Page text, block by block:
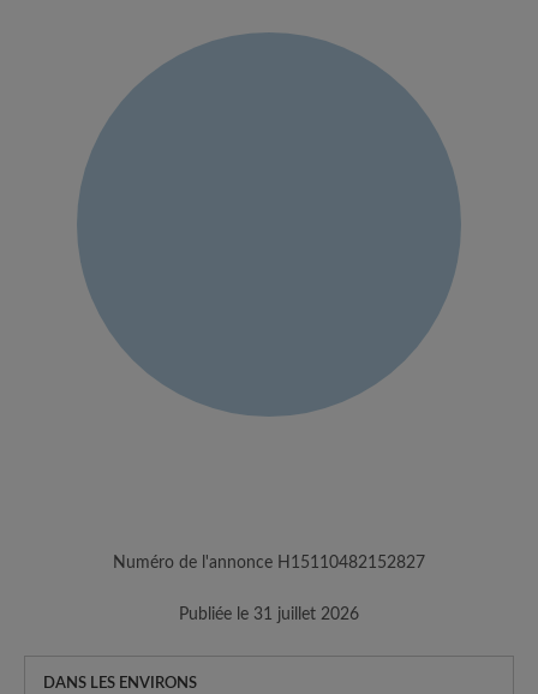
Numéro de l'annonce H15110482152827
Publiée le 31 juillet 2026
DANS LES ENVIRONS